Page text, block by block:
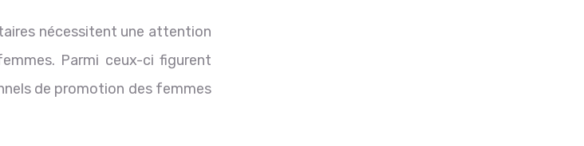
nécessitent une attention
Parmi ceux-ci figurent
de promotion des femmes